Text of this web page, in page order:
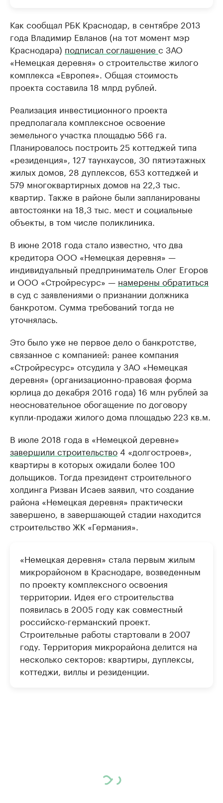
Как сообщал РБК Краснодар, в сентябре 2013
года Владимир Евланов (на тот момент мэр
Краснодара) подписал соглашение с ЗАО
«Немецкая деревня» о строительстве жилого
комплекса «Европея». Общая стоимость
проекта составила 18 млрд рублей.
Реализация инвестиционного проекта
предполагала комплексное освоение
земельного участка площадью 566 га.
Планировалось построить 25 коттеджей типа
«резиденция», 127 таунхаусов, 30 пятиэтажных
жилых домов, 28 дуплексов, 653 коттеджей и
579 многоквартирных домов на 22,3 тыс.
квартир. Также в районе были запланированы
автостоянки на 18,3 тыс. мест и социальные
объекты, в том числе поликлиника.
В июне 2018 года стало известно, что два
кредитора ООО «Немецкая деревня» —
индивидуальный предприниматель Олег Егоров
и ООО «Стройресурс» — намерены обратиться
в суд с заявлениями о признании должника
банкротом. Сумма требований тогда не
уточнялась.
Это было уже не первое дело о банкротстве,
связанное с компанией: ранее компания
«Стройресурс» отсудила у ЗАО «Немецкая
деревня» (организационно-правовая форма
юрлица до декабря 2016 года) 16 млн рублей за
неосновательное обогащение по договору
купли-продажи жилого дома площадью 223 кв.м.
В июле 2018 года в «Немецкой деревне»
завершили строительство4 «долгостроев»,
квартиры в которых ожидали более 100
дольщиков. Тогда президент строительного
холдинга Ризван Исаев заявил, что создание
района «Немецкая деревня» практически
завершено, в завершающей стадии находится
строительство ЖК «Германия».
«Немецкая деревня» стала первым жилым
микрорайоном в Краснодаре, возведенным
по проекту комплексного освоения
территории. Идея его строительства
появилась в 2005 году как совместный
российско-германский проект.
Строительные работы стартовали в 2007
году. Территория микрорайона делится на
несколько секторов: квартиры, дуплексы,
коттеджи, виллы и резиденции.